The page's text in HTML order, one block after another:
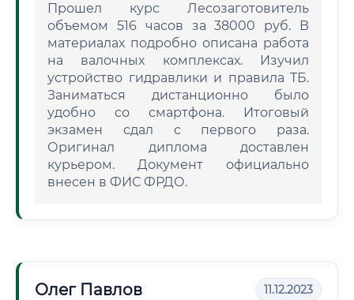
Прошел курс Лесозаготовитель
объемом 516 часов за 38000 руб. В
материалах подробно описана работа
на валочных комплексах. Изучил
устройство гидравлики и правила ТБ.
Заниматься дистанционно было
удобно со смартфона. Итоговый
экзамен сдал с первого раза.
Оригинал диплома доставлен
курьером. Документ официально
внесен в ФИС ФРДО.
Олег Павлов 11.12.2023